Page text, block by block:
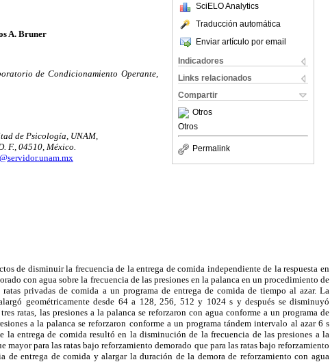
SciELO Analytics
Traducción automática
Enviar artículo por email
Indicadores
Links relacionados
Compartir
Otros
Otros
Permalink
A. Bruner
de Condicionamiento Operante,
de Psicología, UNAM,
F., 04510, México.
de disminuir la frecuencia de la entrega de comida independiente de la respuesta en
con agua sobre la frecuencia de las presiones en la palanca en un procedimiento de
privadas de comida a un programa de entrega de comida de tiempo al azar. La
geométricamente desde 64 a 128, 256, 512 y 1024 s y después se disminuyó
ratas, las presiones a la palanca se reforzaron con agua conforme a un programa de
a la palanca se reforzaron conforme a un programa tándem intervalo al azar 6 s
entrega de comida resultó en la disminución de la frecuencia de las presiones a la
mayor para las ratas bajo reforzamiento demorado que para las ratas bajo reforzamiento
entrega de comida y alargar la duración de la demora de reforzamiento con agua